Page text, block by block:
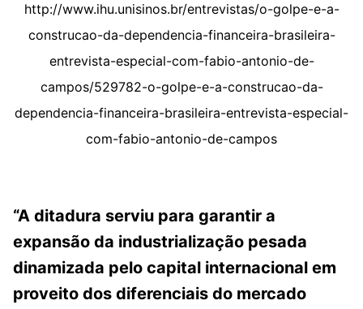
http://www.ihu.unisinos.br/entrevistas/o-golpe-e-a-
construcao-da-dependencia-financeira-brasileira-
entrevista-especial-com-fabio-antonio-de-
campos/529782-o-golpe-e-a-construcao-da-
dependencia-financeira-brasileira-entrevista-especial-
com-fabio-antonio-de-campos
“A ditadura serviu para garantir a
expansão da industrialização pesada
dinamizada pelo capital internacional em
proveito dos diferenciais do mercado